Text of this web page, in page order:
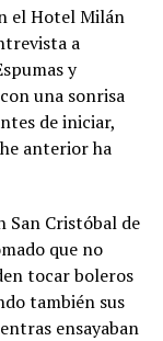
el Hotel Milán
a
y
una sonrisa
de iniciar,
anterior ha
San Cristóbal de
que no
tocar boleros
también sus
ensayaban